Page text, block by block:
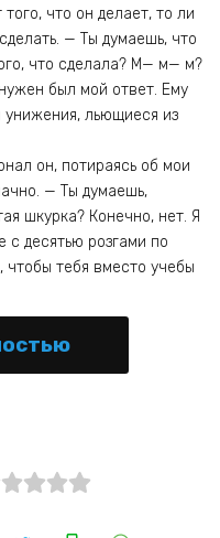
что он делает, то ли
— Ты думаешь, что
что сделала? М— м— м?
был мой ответ. Ему
унижения, льющиеся из
он, потираясь об мои
— Ты думаешь,
шкурка? Конечно, нет. Я
десятью розгами по
чтобы тебя вместо учебы